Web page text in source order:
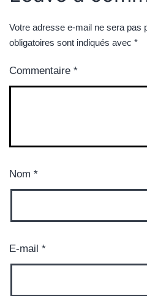
Votre adresse e-mail ne sera pas
obligatoires sont indiqués avec *
Commentaire *
Nom *
E-mail *